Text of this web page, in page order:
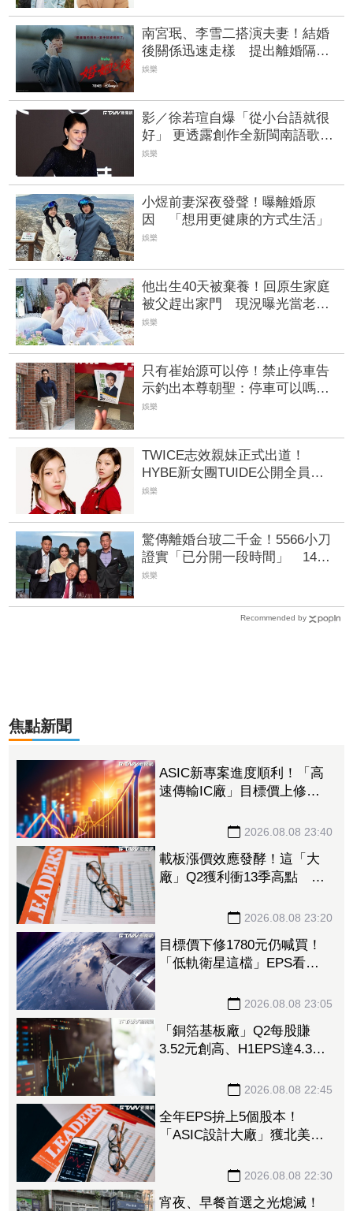
南宮珉、李雪二搭演夫妻！結婚
後關係迅速走樣 提出離婚隔天
妻子突失蹤
娛樂
影／徐若瑄自爆「從小台語就很
好」 更透露創作全新閩南語歌
曲！
娛樂
小煜前妻深夜發聲！曝離婚原
因 「想用更健康的方式生活」
娛樂
他出生40天被棄養！回原生家庭
被父趕出家門 現況曝光當老闆
翻身
娛樂
只有崔始源可以停！禁止停車告
示釣出本尊朝聖：停車可以嗎
店員粉絲嚇傻
娛樂
TWICE志效親妹正式出道！
HYBE新女團TUIDE公開全員
粉絲嗨喊：強大的家族基因
娛樂
驚傳離婚台玻二千金！5566小刀
證實「已分開一段時間」 14年
豪門婚告終
娛樂
Recommended by
焦點新聞
ASIC新專案進度順利！「高
速傳輸IC廠」目標價上修至
2026.08.08 23:40
載板漲價效應發酵！這「大
廠」Q2獲利衝13季高點 再
2026.08.08 23:20
目標價下修1780元仍喊買！
「低軌衛星這檔」EPS看至
2026.08.08 23:05
「銅箔基板廠」Q2每股賺
3.52元創高、H1EPS達4.39
2026.08.08 22:45
全年EPS拚上5個股本！
「ASIC設計大廠」獲北美
2026.08.08 22:30
宵夜、早餐首選之光熄滅！